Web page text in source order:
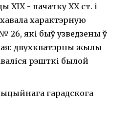
ХІХ - пачатку ХХ ст. і
характэрную
26, які быў узведзены ў
двухкватэрны жылы
рэшткі былой
гарадскога